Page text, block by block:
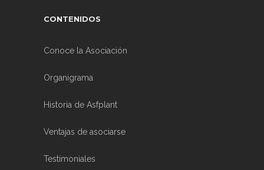
CONTENIDOS
Conoce la Asociación
Organigrama
Historia de Asfplant
Ventajas de asociarse
Testimoniales